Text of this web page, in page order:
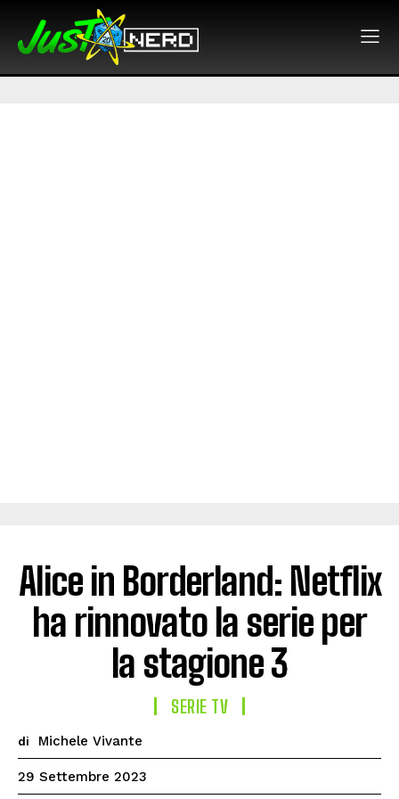
Alice in Borderland: Netflix
ha rinnovato la serie per
la stagione 3
SERIE TV
di Michele Vivante
29 Settembre 2023